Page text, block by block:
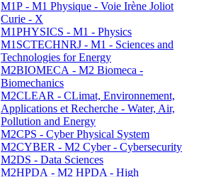
M1P - M1 Physique - Voie Irène Joliot
Curie - X
M1PHYSICS - M1 - Physics
M1SCTECHNRJ - M1 - Sciences and
Technologies for Energy
M2BIOMECA - M2 Biomeca -
Biomechanics
M2CLEAR - CLimat, Environnement,
Applications et Recherche - Water, Air,
Pollution and Energy
M2CPS - Cyber Physical System
M2CYBER - M2 Cyber - Cybersecurity
M2DS - Data Sciences
M2HPDA - M2 HPDA - High